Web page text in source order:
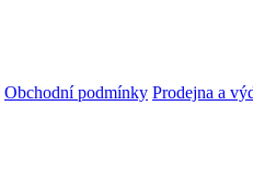
Obchodní podmínky Prodejna a